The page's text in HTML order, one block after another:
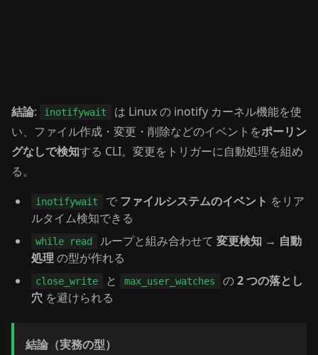
結論: inotifywait
は Linux の inotify カーネル機能を使
い、ファイル作成・変更・削除などのイベントをポーリン
グなしで検知する CLI。変更をトリガーに自動処理を組め
る。
inotifywait で ファイルシステムのイベント をリア
ルタイム検知できる
while read ループと組み合わせて 変更検知 → 自動
処理 の型が作れる
close_write と max_user_watches の2 つの落とし
穴 を避けられる
結論（実務の型）